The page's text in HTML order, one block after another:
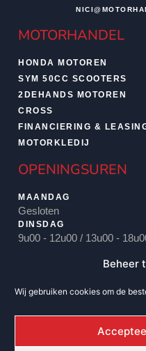
Beheer
Wij gebruiken cookies om de
MOTORHANDEL
HONDA MOTOREN
SYM 50CC SCOOTERS
2DEHANDS MOTOREN
CROSS
FINANCIERING &
MOTORKLEDIJ
OPENINGSUREN
MAANDAG
Gesloten
DINSDAG
9u00 - 12u00 / 13u00 -
9u00 - 12u00 / 13u00 -
9u00 - 12u00 / 13u00 -
9u00 - 12u00 / 13u00 -
9u00 - 12u00 / 13u00 -